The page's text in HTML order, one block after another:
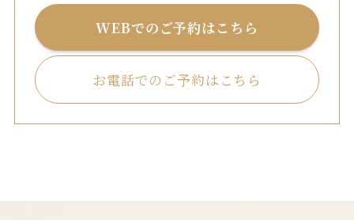
WEBでのご予約はこちら
お電話でのご予約はこちら